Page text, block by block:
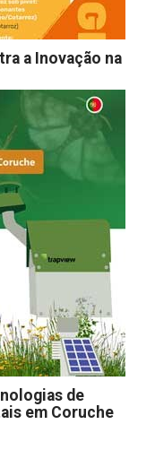
a Inovação na
de
em Coruche